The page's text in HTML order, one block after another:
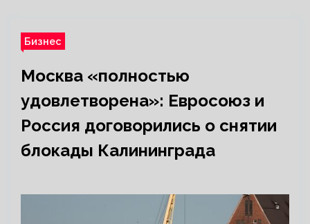
Бизнес
Москва «полностью
удовлетворена»: Евросоюз и
Россия договорились о снятии
блокады Калининграда